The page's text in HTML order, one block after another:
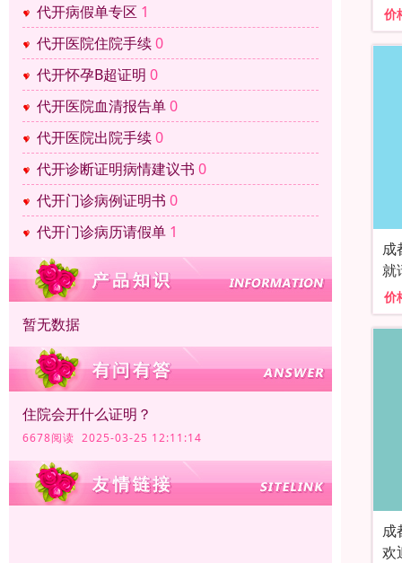
代开病假单专区 1
代开医院住院手续0
代开怀孕B超证明 0
代开医院血清报告单0
代开医院出院手续0
代开诊断证明病情建议书 0
代开门诊病例证明书 0
代开门诊病历请假单 1
暂无数据
住院会开什么证明？
6678阅读 2025-03-25 12:11:14
价
成
就
价
成
欢